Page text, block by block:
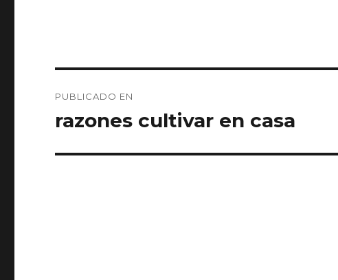
de
PUBLICADO EN
razones cultivar en casa